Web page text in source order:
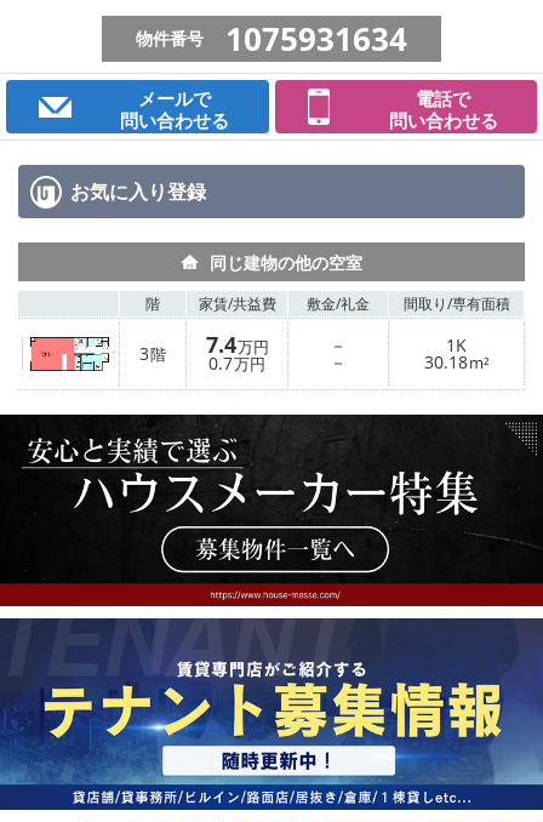
物件番号 1075931634
メールで
問い合わせる
電話で
問い合わせる
お気に入り登録
同じ建物の他の空室
階 家賃/共益費 敷金/礼金 間取り/専有面積
3階 7.4万円
0.7万円
－
－
1K
30.18m²